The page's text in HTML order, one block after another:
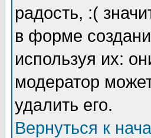
радость, :(
в форме
используя их:
модератор
удалить его.
Вернуться к